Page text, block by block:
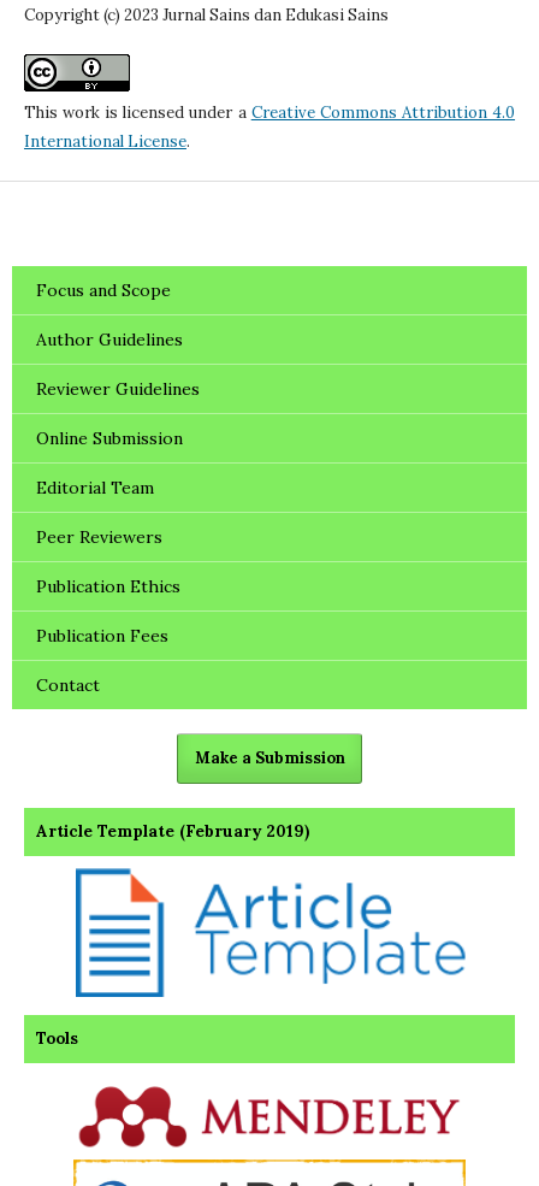
Copyright (c) 2023 Jurnal Sains dan Edukasi Sains
This work is licensed under a Creative Commons Attribution 4.0
International License.
Focus and Scope
Author Guidelines
Reviewer Guidelines
Online Submission
Editorial Team
Peer Reviewers
Publication Ethics
Publication Fees
Contact
Make a Submission
Article Template (February 2019)
Tools